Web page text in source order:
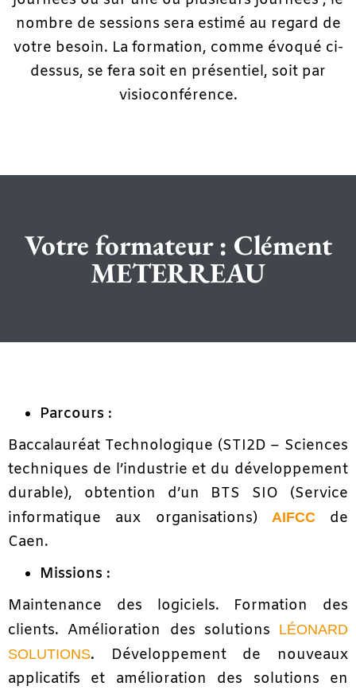
nombre de sessions sera estimé au regard de
votre besoin. La formation, comme évoqué ci-
dessus, se fera soit en présentiel, soit par
visioconférence.
Votre formateur : Clément
METERREAU
Parcours :
Baccalauréat Technologique (STI2D – Sciences
techniques de l’industrie et du développement
durable), obtention d’un BTS SIO (Service
informatique aux organisations)
AIFCCde
Caen.
Missions :
Maintenance des logiciels. Formation des
clients. Amélioration des solutions
LÉONARD
SOLUTIONS. Développement de nouveaux
applicatifs et amélioration des solutions en